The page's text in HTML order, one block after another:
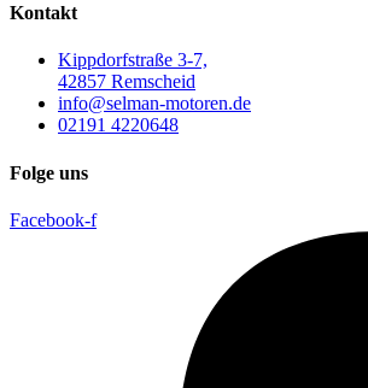
Kontakt
Kippdorfstraße 3-7,
42857 Remscheid
info@selman-motoren.de
02191 4220648
Folge uns
Facebook-f